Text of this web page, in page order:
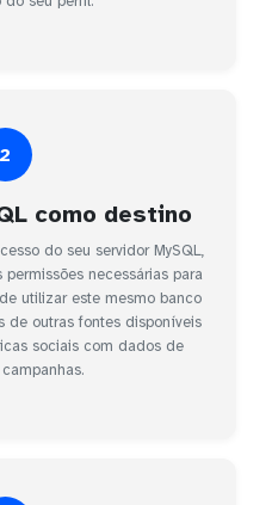
2
como destino
do seu servidor MySQL,
necessárias para
utilizar este mesmo banco
de outras fontes disponíveis
sociais com dados de